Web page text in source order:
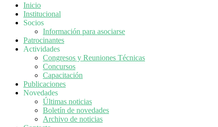
Inicio
Institucional
Socios
Información para asociarse
Patrocinantes
Actividades
Congresos y Reuniones Técnicas
Concursos
Capacitación
Publicaciones
Novedades
Últimas noticias
Boletín de novedades
Archivo de noticias